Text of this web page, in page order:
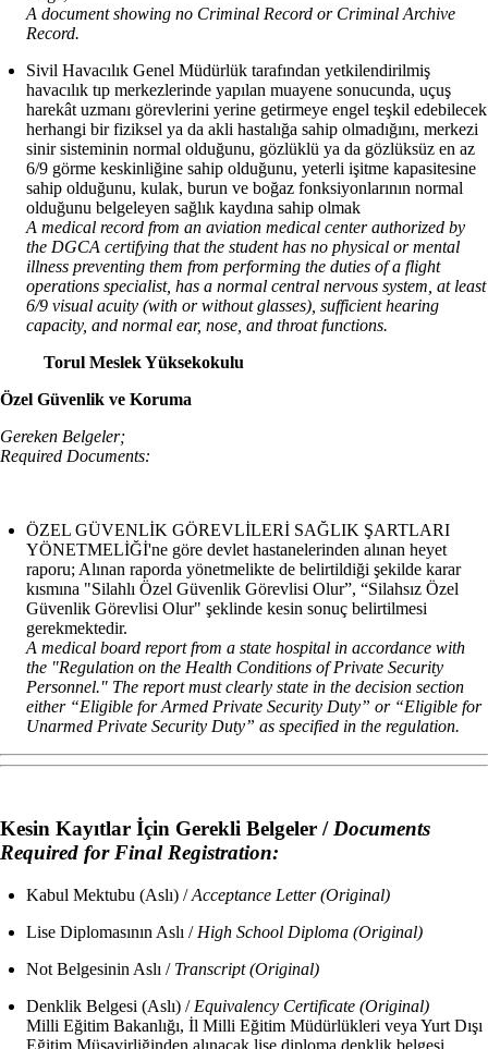
A document showing no Criminal Record or Criminal Archive
Record.
Sivil Havacılık Genel Müdürlük tarafından yetkilendirilmiş
havacılık tıp merkezlerinde yapılan muayene sonucunda, uçuş
harekât uzmanı görevlerini yerine getirmeye engel teşkil edebilecek
herhangi bir fiziksel ya da akli hastalığa sahip olmadığını, merkezi
sinir sisteminin normal olduğunu, gözlüklü ya da gözlüksüz en az
6/9 görme keskinliğine sahip olduğunu, yeterli işitme kapasitesine
sahip olduğunu, kulak, burun ve boğaz fonksiyonlarının normal
olduğunu belgeleyen sağlık kaydına sahip olmak
A medical record from an aviation medical center authorized by
the DGCA certifying that the student has no physical or mental
illness preventing them from performing the duties of a flight
operations specialist, has a normal central nervous system, at least
6/9 visual acuity (with or without glasses), sufficient hearing
capacity, and normal ear, nose, and throat functions.
Torul Meslek Yüksekokulu
Özel Güvenlik ve Koruma
Gereken Belgeler;
Required Documents:
ÖZEL GÜVENLİK GÖREVLİLERİ SAĞLIK ŞARTLARI
YÖNETMELİĞİ'ne göre devlet hastanelerinden alınan heyet
raporu; Alınan raporda yönetmelikte de belirtildiği şekilde karar
kısmına "Silahlı Özel Güvenlik Görevlisi Olur”, “Silahsız Özel
Güvenlik Görevlisi Olur" şeklinde kesin sonuç belirtilmesi
gerekmektedir.
A medical board report from a state hospital in accordance with
the "Regulation on the Health Conditions of Private Security
Personnel." The report must clearly state in the decision section
either “Eligible for Armed Private Security Duty” or “Eligible for
Unarmed Private Security Duty” as specified in the regulation.
Kesin Kayıtlar İçin Gerekli Belgeler /Documents
Required for Final Registration:
Kabul Mektubu (Aslı) /Acceptance Letter (Original)
Lise Diplomasının Aslı / High School Diploma (Original)
Not Belgesinin Aslı / Transcript (Original)
Denklik Belgesi (Aslı) /Equivalency Certificate (Original)
Milli Eğitim Bakanlığı, İl Milli Eğitim Müdürlükleri veya Yurt Dışı
Eğitim Müşavirliğinden alınacak lise diploma denklik belgesi.